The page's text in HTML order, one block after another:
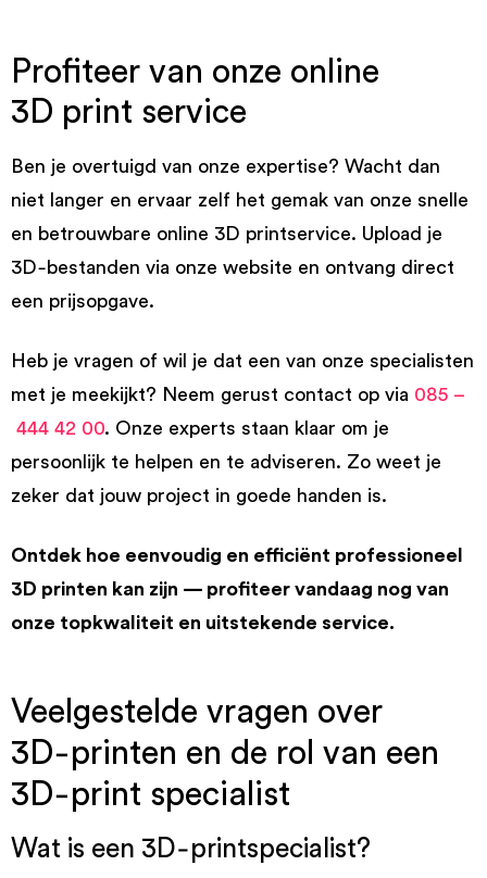
Profiteer van onze online
3D print service
Ben je overtuigd van onze expertise? Wacht dan
niet langer en ervaar zelf het gemak van onze snelle
en betrouwbare online 3D printservice. Upload je
3D‑bestanden via onze website en ontvang direct
een prijsopgave.
Heb je vragen of wil je dat een van onze specialisten
met je meekijkt? Neem gerust contact op via 085 –
444 42 00. Onze experts staan klaar om je
persoonlijk te helpen en te adviseren. Zo weet je
zeker dat jouw project in goede handen is.
Ontdek hoe eenvoudig en efficiënt professioneel
3D printen kan zijn — profiteer vandaag nog van
onze topkwaliteit en uitstekende service.
Veelgestelde vragen over
3D‑printen en de rol van een
3D‑print specialist
Wat is een 3D‑printspecialist?